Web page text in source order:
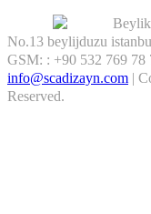
No.13 beylijduzu
GSM: : +90 532 769 78
info@scadizayn.com |
Reserved.